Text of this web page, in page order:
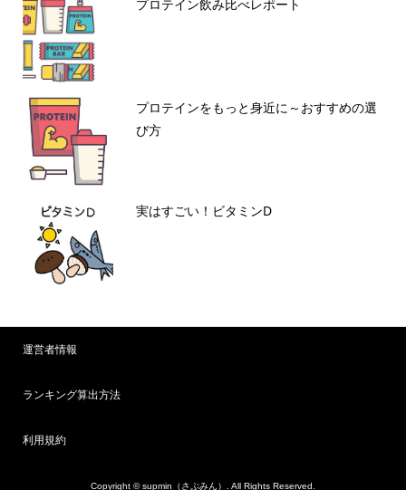
プロテイン飲み比べレポート
プロテインをもっと身近に～おすすめの選
び方
実はすごい！ビタミンD
運営者情報
ランキング算出方法
利用規約
Copyright ©supmin（さぷみん）. All Rights Reserved.